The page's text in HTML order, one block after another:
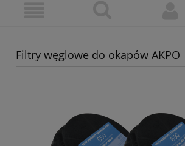
Filtry węglowe do okapów AKPO